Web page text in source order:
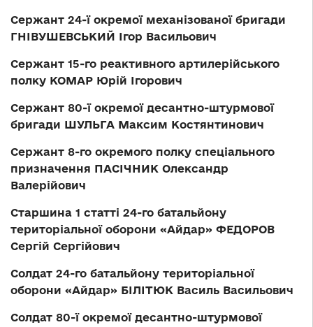
Сержант 24-ї окремої механізованої бригади
ГНІВУШЕВСЬКИЙ Ігор Васильович
Сержант 15-го реактивного артилерійського
полку КОМАР Юрій Ігорович
Сержант 80-ї окремої десантно-штурмової
бригади ШУЛЬГА Максим Костянтинович
Сержант 8-го окремого полку спеціального
призначення ПАСІЧНИК Олександр
Валерійович
Старшина 1 статті 24-го батальйону
територіальної оборони «Айдар» ФЕДОРОВ
Сергій Сергійович
Солдат 24-го батальйону територіальної
оборони «Айдар» БІЛІТЮК Василь Васильович
Солдат 80-ї окремої десантно-штурмової